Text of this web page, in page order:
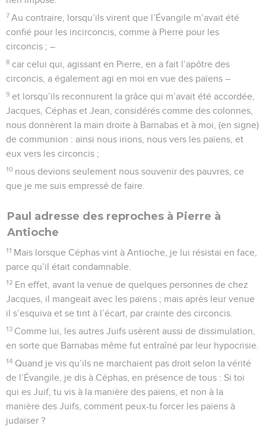
7 Au contraire, lorsqu’ils virent que l’Évangile m’avait été
confié pour les incirconcis, comme à Pierre pour les
circoncis ; –
8 car celui qui, agissant en Pierre, en a fait l’apôtre des
circoncis, a également agi en moi en vue des païens –
9 et lorsqu’ils reconnurent la grâce qui m’avait été accordée,
Jacques, Céphas et Jean, considérés comme des colonnes,
nous donnèrent la main droite à Barnabas et à moi, (en signe)
de communion : ainsi nous irions, nous vers les païens, et
eux vers les circoncis ;
10 nous devions seulement nous souvenir des pauvres, ce
que je me suis empressé de faire.
Paul adresse des reproches à Pierre à
Antioche
11 Mais lorsque Céphas vint à Antioche, je lui résistai en face,
parce qu’il était condamnable.
12 En effet, avant la venue de quelques personnes de chez
Jacques, il mangeait avec les païens ; mais après leur venue
il s’esquiva et se tint à l’écart, par crainte des circoncis.
13 Comme lui, les autres Juifs usèrent aussi de dissimulation,
en sorte que Barnabas même fut entraîné par leur hypocrisie.
14 Quand je vis qu’ils ne marchaient pas droit selon la vérité
de l’Évangile, je dis à Céphas, en présence de tous : Si toi
qui es Juif, tu vis à la manière des païens, et non à la
manière des Juifs, comment peux-tu forcer les païens à
judaïser ?